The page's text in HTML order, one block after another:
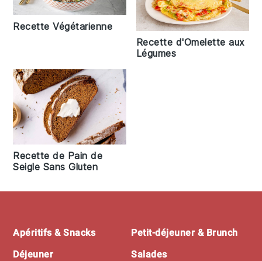
Recette Végétarienne
Recette d'Omelette aux
Légumes
Recette de Pain de
Seigle Sans Gluten
Footer
Apéritifs & Snacks
Déjeuner
Petit-déjeuner & Brunch
Salades